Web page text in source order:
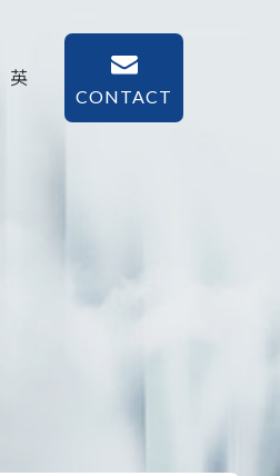
英
CONTACT